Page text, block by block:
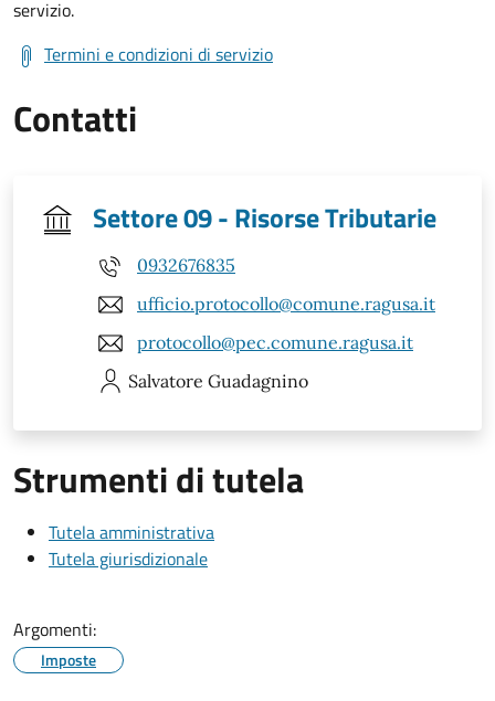
servizio.
Termini e condizioni di servizio
Contatti
Settore 09 - Risorse Tributarie
0932676835
ufficio.protocollo@comune.ragusa.it
protocollo@pec.comune.ragusa.it
Salvatore Guadagnino
Strumenti di tutela
Tutela amministrativa
Tutela giurisdizionale
Argomenti:
Imposte